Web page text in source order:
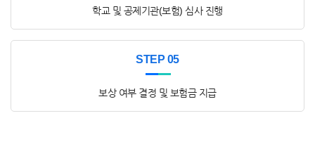
학교 및 공제기관(보험) 심사 진행
STEP 05
보상 여부 결정 및 보험금 지급